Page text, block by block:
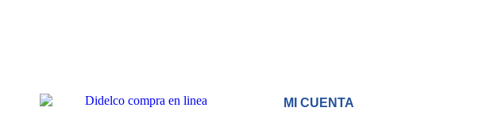
MI CUENTA